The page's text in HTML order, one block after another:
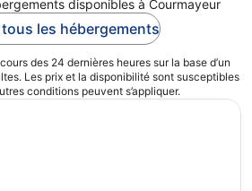
disponibles à Courmayeur
les hébergements
des 24 dernières heures sur la base d’un
Les prix et la disponibilité sont susceptibles
conditions peuvent s’appliquer.